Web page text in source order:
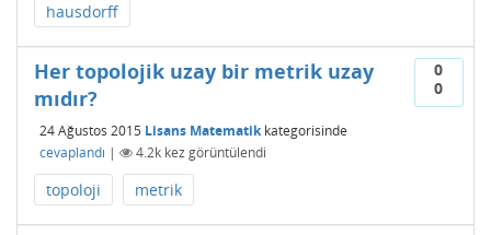
hausdorff
0
0
Her topolojik uzay bir metrik uzay
mıdır?
24 Ağustos 2015 Lisans Matematikkategorisinde
cevaplandı | 4.2k kez görüntülendi
topoloji metrik